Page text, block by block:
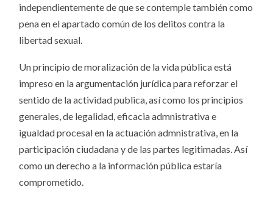
independientemente de que se contemple también como
pena en el apartado común de los delitos contra la
libertad sexual.
Un principio de moralización de la vida pública está
impreso en la argumentación jurídica para reforzar el
sentido de la actividad publica, así como los principios
generales, de legalidad, eficacia admnistrativa e
igualdad procesal en la actuación admnistrativa, en la
participación ciudadana y de las partes legitimadas. Así
como un derecho a la información pública estaría
comprometido.